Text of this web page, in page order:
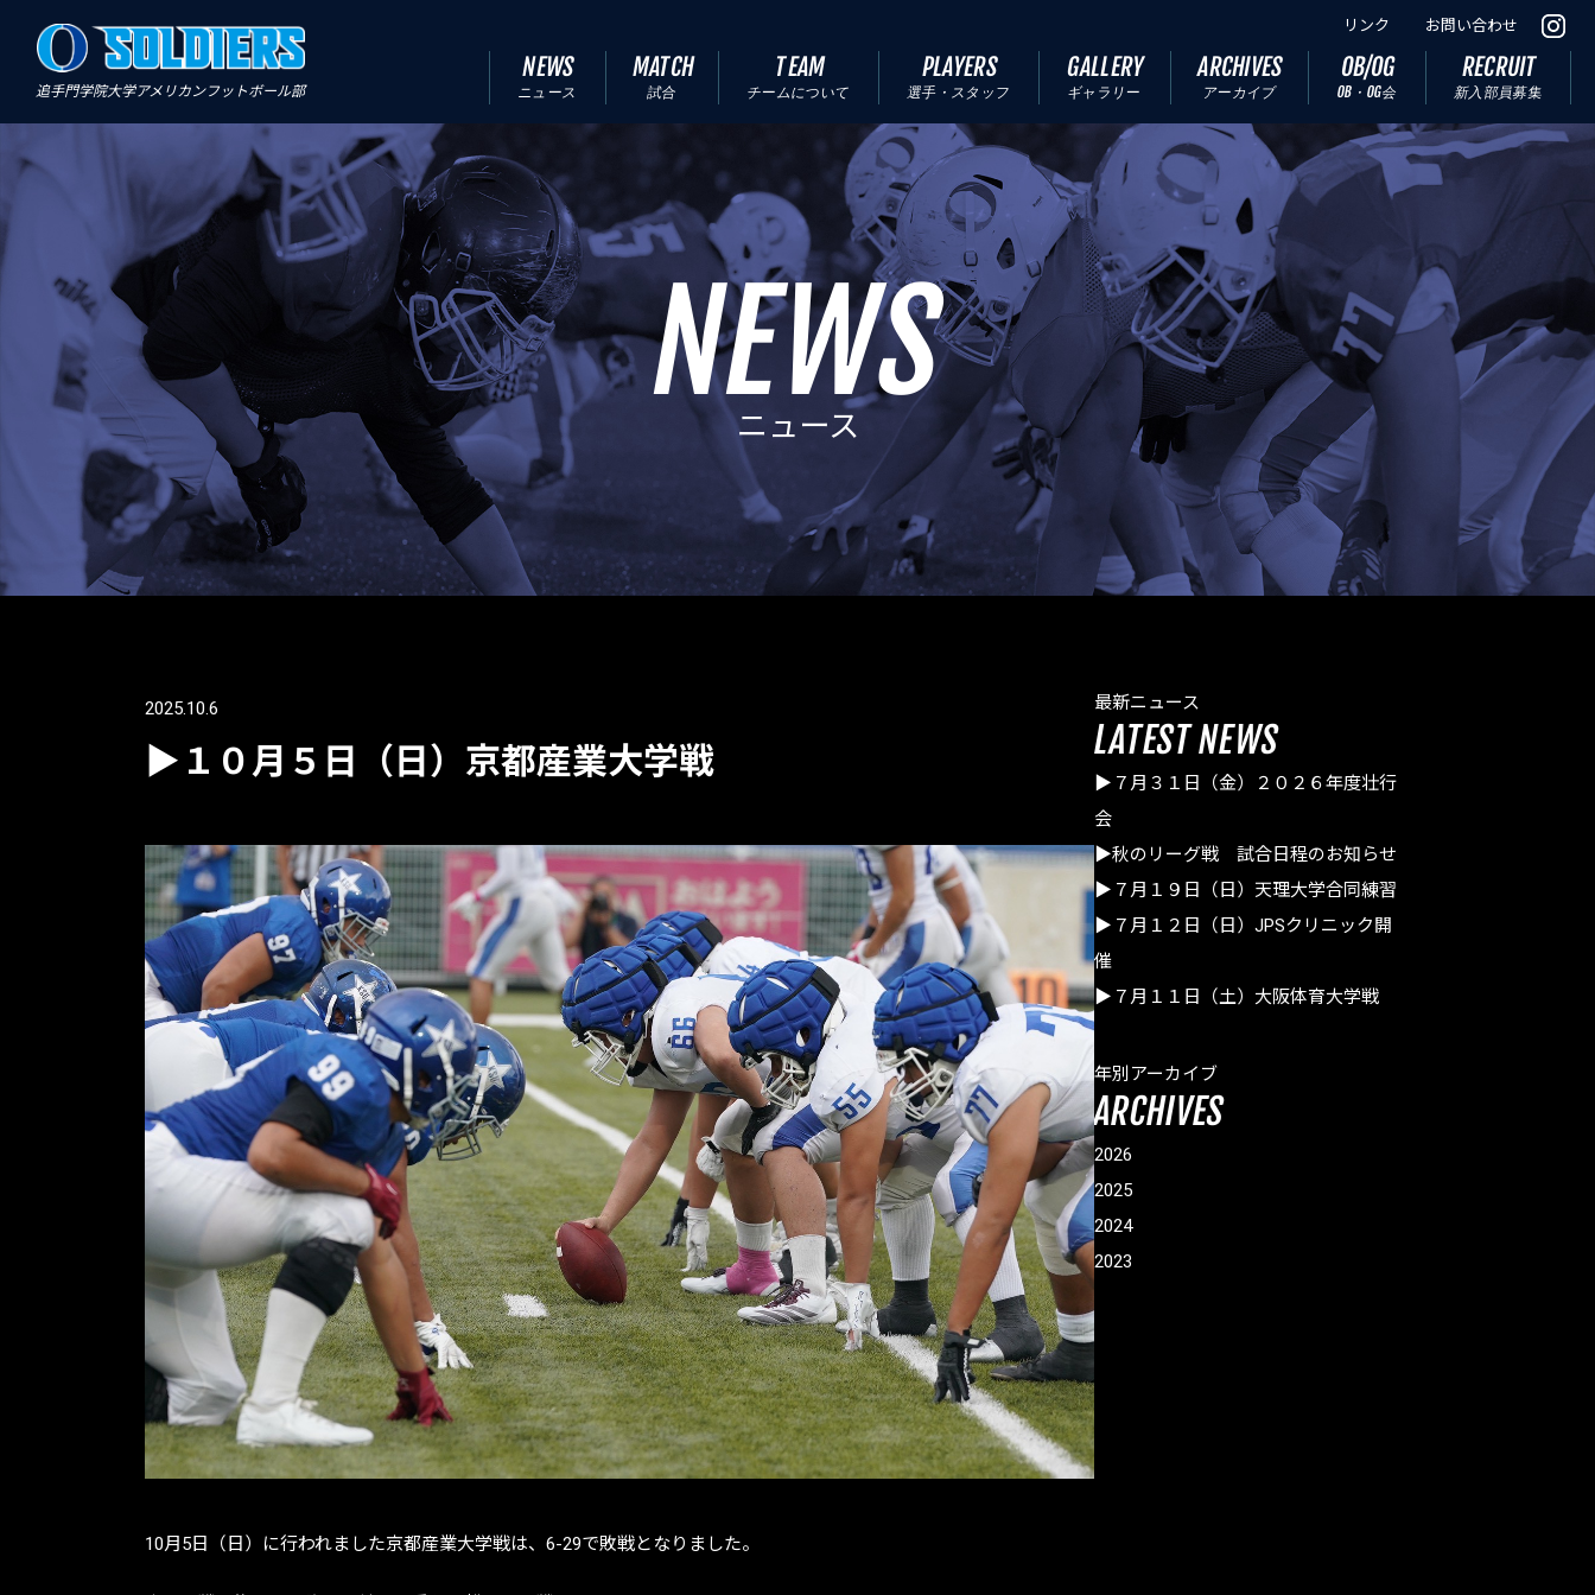
追手門学院大学アメリカンフットボール部
リンク お問い合わせ
NEWS
ニュース
MATCH
試合
TEAM
チームについて
PLAYERS
選手・スタッフ
GALLERY
ギャラリー
ARCHIVES
アーカイブ
OB/OG
OB・OG会
RECRUIT
新入部員募集
NEWS
ニュース
2025.10.6
▶１０月５日（日）京都産業大学戦
10月5日（日）に行われました京都産業大学戦は、6-29で敗戦となりました。
最新ニュース
LATEST NEWS
▶７月３１日（金）２０２６年度壮行
会
▶秋のリーグ戦 試合日程のお知らせ
▶７月１９日（日）天理大学合同練習
▶７月１２日（日）JPSクリニック開
催
▶７月１１日（土）大阪体育大学戦
年別アーカイブ
ARCHIVES
2026
2025
2024
2023